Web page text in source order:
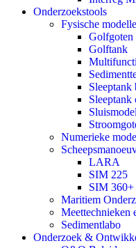
Onderzoekstools
Fysische
Golfgoten
Golftank
Sleeptank
Sluismodel
Numerieke
LARA
SIM 225
SIM 360+
Maritiem
Meettechnieken
Sedimentlabo
Onderzoek &